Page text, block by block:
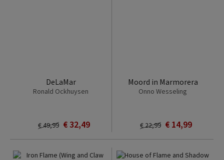
DeLaMar
Ronald Ockhuysen
€ 32,49
€ 49,99
Moord in Marmorera
Onno Wesseling
€ 14,99
€ 22,99